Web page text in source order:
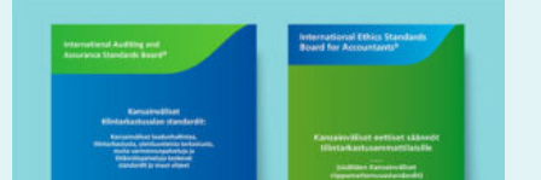
Tällä
tuotteella
muunnelma.